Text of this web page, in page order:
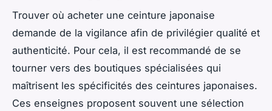
Trouver où acheter une ceinture japonaise
demande de la vigilance afin de privilégier qualité et
authenticité. Pour cela, il est recommandé de se
tourner vers des boutiques spécialisées qui
maîtrisent les spécificités des ceintures japonaises.
Ces enseignes proposent souvent une sélection